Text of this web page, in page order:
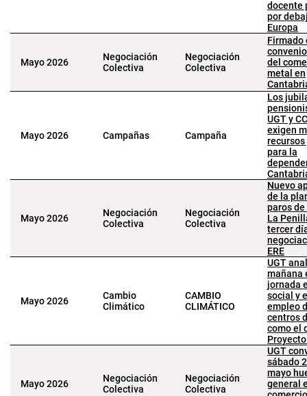
docente
por
Europa
Mayo 2026
Negociación
Colectiva
Negociación
Colectiva
Firmado
del
metal en
Mayo 2026 Campañas Campaña
Los
UGT y
exigen
para la
Mayo 2026
Negociación
Colectiva
Negociación
Colectiva
Nuevo
de la
paros
La
tercer
ERE
Mayo 2026
Cambio
Climático
CAMBIO
CLIMÁTICO
UGT
mañana
jornada
social y
empleo
centros
como el
Mayo 2026
Negociación
Colectiva
Negociación
Colectiva
UGT
sábado
mayo
general